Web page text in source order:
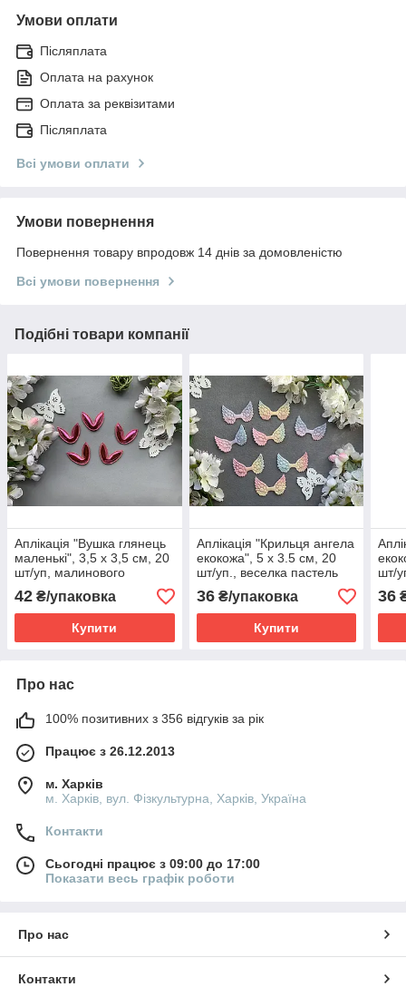
Умови оплати
Післяплата
Оплата на рахунок
Оплата за реквізитами
Післяплата
Всі умови оплати
Умови повернення
Повернення товару впродовж 14 днів за домовленістю
Всі умови повернення
Подібні товари компанії
Аплікація "Вушка глянець
маленькі", 3,5 х 3,5 см, 20
шт/уп, малинового
кольору
42 ₴/упаковка
Купити
Аплікація "Крильця ангела
екокожа", 5 х 3.5 см, 20
шт/уп., веселка пастель
кольору
36₴/упаковка
Купити
шт/
36
Про нас
100% позитивних з 356 відгуків за рік
Працює з 26.12.2013
м. Харків
м. Харків, вул. Фізкультурна, Харків, Україна
Контакти
Сьогодні працює з 09:00 до 17:00
Показати весь графік роботи
Про нас
Контакти